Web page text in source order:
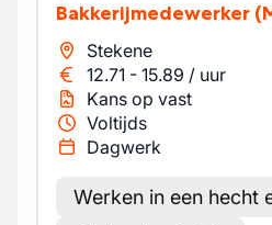
Bakkerijmedewerker
Stekene
12.71 - 15.89 / uur
Kans op vast
Voltijds
Dagwerk
Werken in een hecht